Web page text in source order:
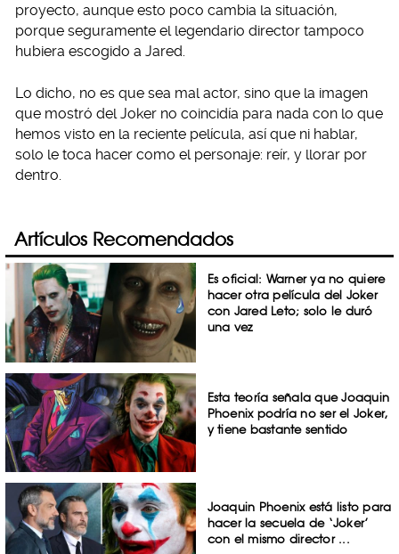
proyecto, aunque esto poco cambia la situación,
porque seguramente el legendario director tampoco
hubiera escogido a Jared.
Lo dicho, no es que sea mal actor, sino que la imagen
que mostró del Joker no coincidía para nada con lo que
hemos visto en la reciente película, así que ni hablar,
solo le toca hacer como el personaje: reír, y llorar por
dentro.
Artículos Recomendados
Es oficial: Warner ya no quiere
hacer otra película del Joker
con Jared Leto; solo le duró
una vez
Esta teoría señala que Joaquin
Phoenix podría no ser el Joker,
y tiene bastante sentido
Joaquin Phoenix está listo para
hacer la secuela de ‘Joker’
con el mismo director ...